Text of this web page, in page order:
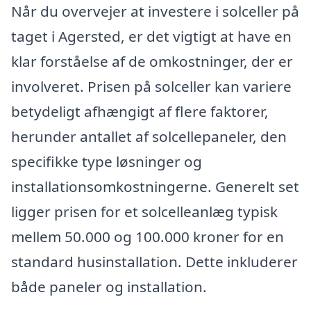
Når du overvejer at investere i solceller på
taget i Agersted, er det vigtigt at have en
klar forståelse af de omkostninger, der er
involveret. Prisen på solceller kan variere
betydeligt afhængigt af flere faktorer,
herunder antallet af solcellepaneler, den
specifikke type løsninger og
installationsomkostningerne. Generelt set
ligger prisen for et solcelleanlæg typisk
mellem 50.000 og 100.000 kroner for en
standard husinstallation. Dette inkluderer
både paneler og installation.